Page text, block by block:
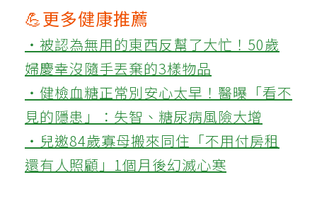
💪更多健康推薦
‧被認為無用的東西反幫了大忙！50歲
婦慶幸沒隨手丟棄的3樣物品
‧健檢血糖正常別安心太早！醫曝「看不
見的隱患」：失智、糖尿病風險大增
‧兒邀84歲寡母搬來同住「不用付房租
還有人照顧」1個月後幻滅心寒